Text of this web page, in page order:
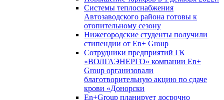
Системы теплоснабжения
Автозаводского района готовы к
отопительному сезону
Нижегородские студенты получили
стипендии от En+ Group
Сотрудники предприятий ГК
«ВОЛГАЭНЕРГО» компании En+
Group организовали
благотворительную акцию по сдаче
крови «Донорски
En+Group планирует досрочно